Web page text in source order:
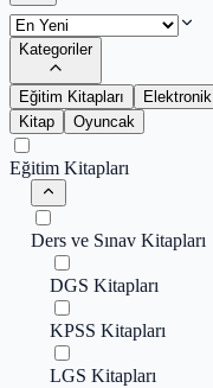
Kategoriler
Eğitim Kitapları Elektronik
Kitap
Oyuncak
Eğitim Kitapları
Ders ve Sınav Kitapları
DGS Kitapları
KPSS Kitapları
LGS Kitapları